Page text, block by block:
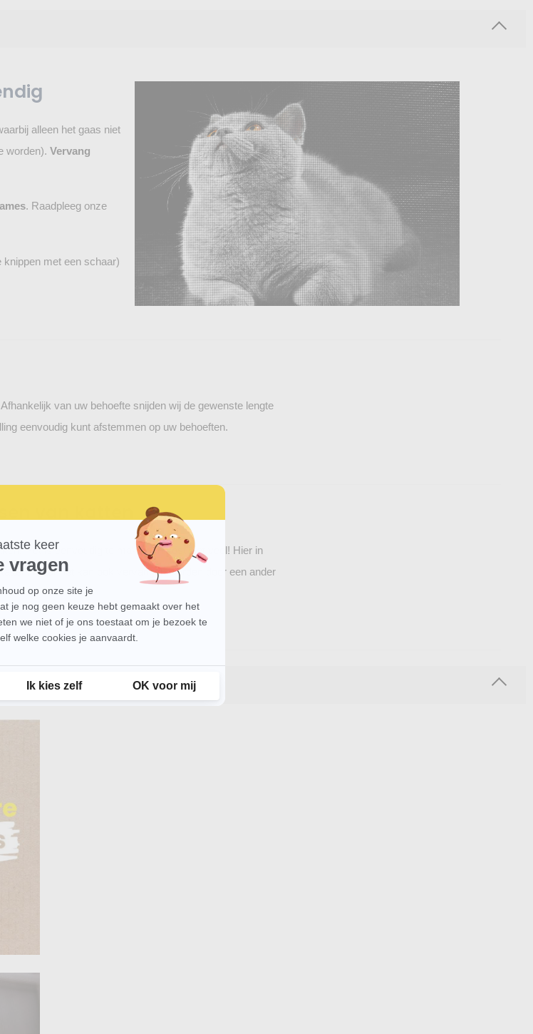
WETEN OVER
keer
vragen
op onze site je
je nog geen keuze hebt gemaakt over het
we niet of je ons toestaat om je bezoek te
welke cookies je aanvaardt.
Ik kies zelf OK voor mij
Axeptio consent
alleen het gaas niet
worden). Vervang
. Raadpleeg onze
knippen met een schaar)
van uw behoefte snijden wij de gewenste lengte
eenvoudig kunt afstemmen op uw behoeften.
van katten
Het is eenvoudig te maken en kost niet veel! Hier in
maar het kan ook vervangen worden door een ander